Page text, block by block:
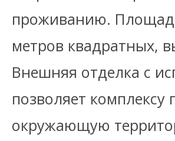
проживанию.
метров квадратных,
Внешняя отделка с
позволяет
окружающую